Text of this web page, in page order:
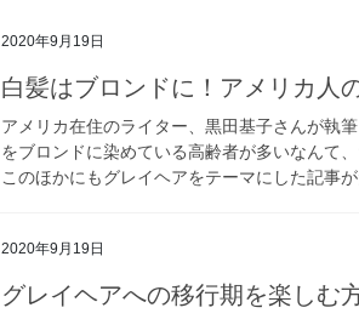
2020年9月19日
白髪はブロンドに！アメリカ人
アメリカ在住のライター、黒田基子さんが執
をブロンドに染めている高齢者が多いなんて
このほかにもグレイヘアをテーマにした記事
2020年9月19日
グレイヘアへの移行期を楽しむ